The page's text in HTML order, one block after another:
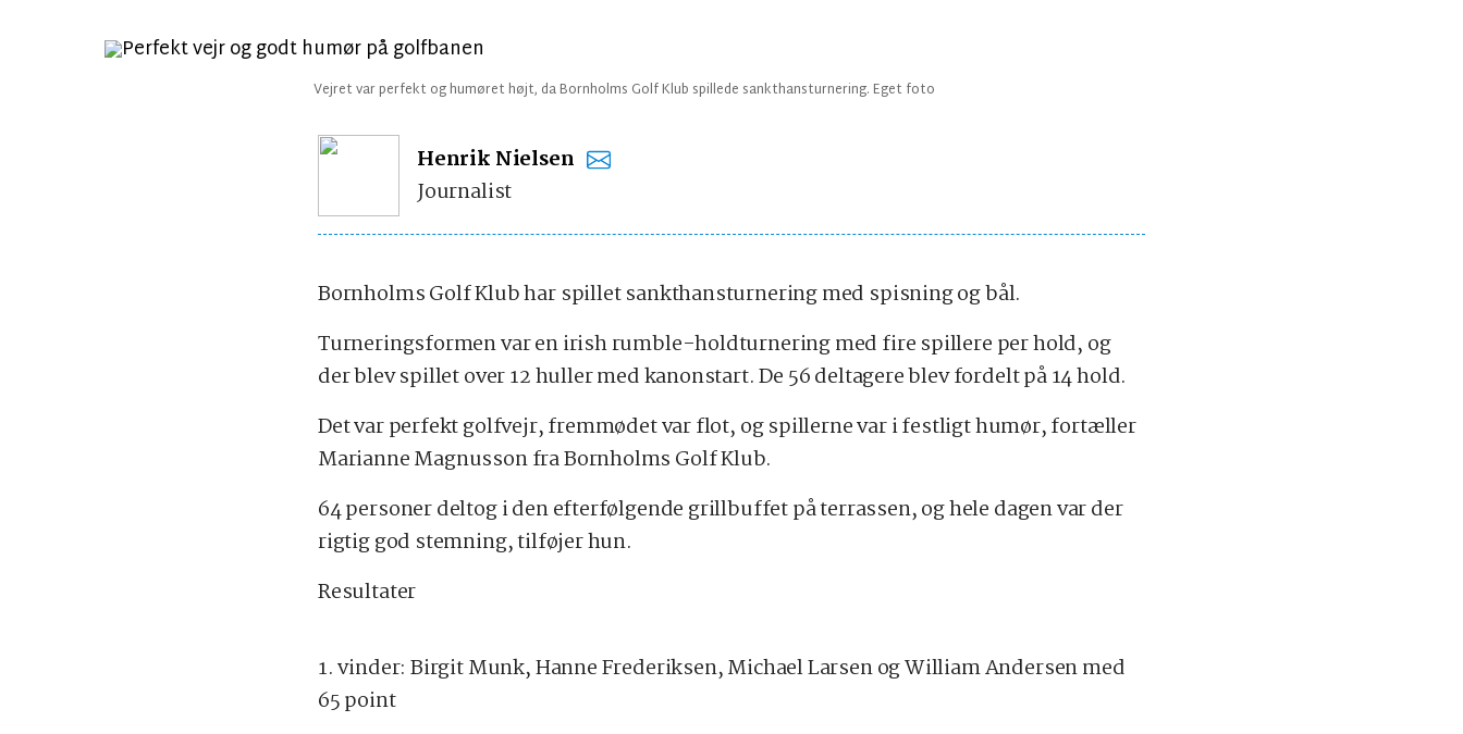
Vejret var perfekt og humøret højt, da Bornholms Golf Klub spillede sankthansturnering. Eget foto
Henrik Nielsen
Journalist
Bornholms Golf Klub har spillet sankthansturnering med spisning og bål.
Turneringsformen var en irish rumble-holdturnering med fire spillere per hold, og
der blev spillet over 12 huller med kanonstart. De 56 deltagere blev fordelt på 14 hold.
Det var perfekt golfvejr, fremmødet var flot, og spillerne var i festligt humør, fortæller
Marianne Magnusson fra Bornholms Golf Klub.
64 personer deltog i den efterfølgende grillbuffet på terrassen, og hele dagen var der
rigtig god stemning, tilføjer hun.
Resultater
1. vinder: Birgit Munk, Hanne Frederiksen, Michael Larsen og William Andersen med
65 point